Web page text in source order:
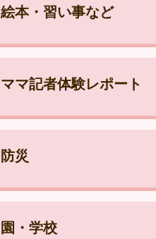
絵本・習い事など
ママ記者体験レポート
防災
園・学校